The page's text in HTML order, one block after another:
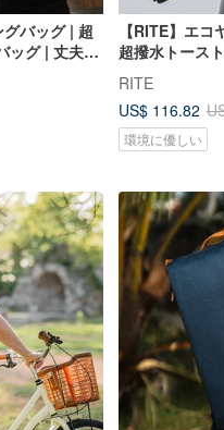
バッグ | 超
ッグ | 丈夫 |
【RITE】エ
超撥水トース
RITE
US$ 116.82
環境に優しい